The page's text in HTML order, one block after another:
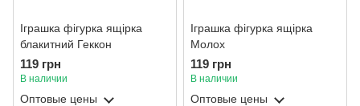
Іграшка фігурка ящірка
блакитний Геккон
119 грн
В наличии
Оптовые цены
Іграшка фігурка ящірка
Молох
119 грн
В наличии
Оптовые цены